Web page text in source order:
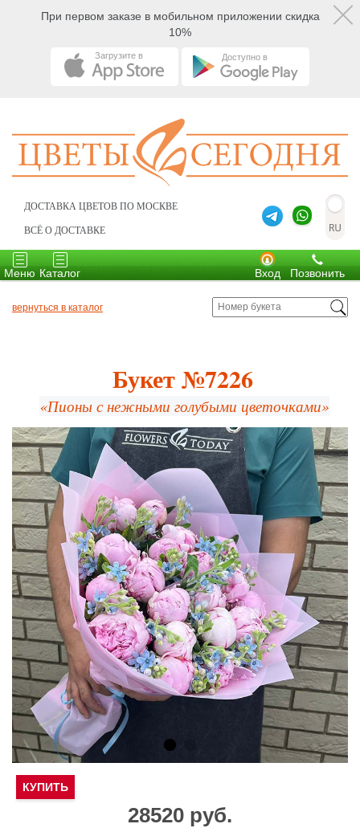
При первом заказе в мобильном приложении скидка
10%
Загрузите в Доступно в
ДОСТАВКА ЦВЕТОВ ПО МОСКВЕ
ВСЁ О ДОСТАВКЕ
Toggle
navigation
Меню
Toggle
navigation
Каталог Позвонить
Вход
вернуться в каталог
Букет №7226
«Пионы с нежными голубыми цветочками»
28520 руб.
КУПИТЬ